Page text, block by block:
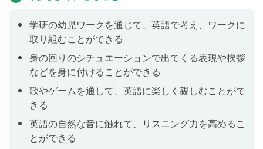
Lesson 5 A walk in the park (1)
「あいさつ」や「公園」についての表現に触れ、ゲー
ムをしたり英語の歌をうたいます。
学研の幼児ワーク４歳／たしざん：５ページ「いくつ
と いくつ」の内容を講師と一緒に取り組みます。事
前に該当ページのワークを行いレッスンに臨みましょ
う。
学研の幼児ワークを通じて、英語で考え、ワークに
取り組むことができる
身の回りのシチュエーションで出てくる表現や挨拶
などを身に付けることができる
歌やゲームを通して、英語に楽しく親しむことがで
きる
英語の自然な音に触れて、リスニング力を高めるこ
とができる